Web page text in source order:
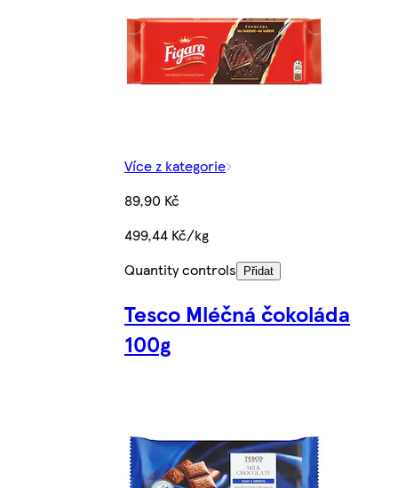
Více z kategorie
89,90 Kč
499,44 Kč/kg
Quantity controls
Přidat
Tesco Mléčná čokoláda
100g